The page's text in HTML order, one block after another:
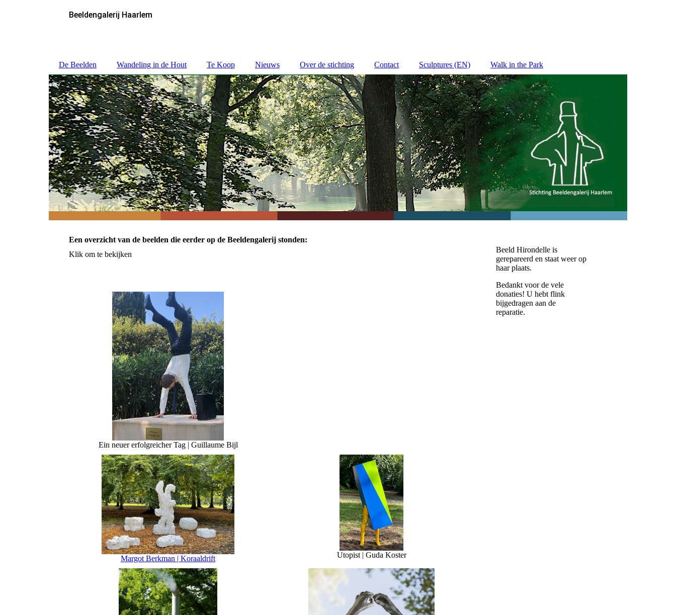
Beeldengalerij Haarlem
De Beelden Wandeling in de Hout Te Koop Nieuws Over de stichting Contact Sculptures (EN) Walk in the Park
Een overzicht van de beelden die eerder op de Beeldengalerij stonden:
Klik om te bekijken
Ein neuer erfolgreicher Tag | Guillaume Bijl
Margot Berkman | Koraaldrift Utopist | Guda Koster
Beeld Hirondelle is
gerepareerd en staat weer op
haar plaats.
Bedankt voor de vele
donaties! U hebt flink
bijgedragen aan de
reparatie.